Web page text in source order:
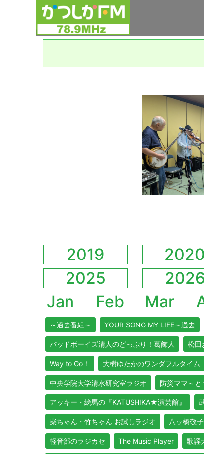
2019 2020
2025
2026
Jan
Feb Mar
～過去番組～ YOUR SONG MY LIFE～過去
バッドボーイズ清人のどっぷり！葛飾人 松田
Way to Go！ 大樹ゆたかのワンダフルタイム
中央学院大学清水研究室ラジオ 防災ママ～と
アッキー・絵馬の『KATUSHIKA★演芸館』
柴ちゃん・竹ちゃん お試しラジオ 八ッ橋敬
軽音部のラジカセ The Music Player 歌謡